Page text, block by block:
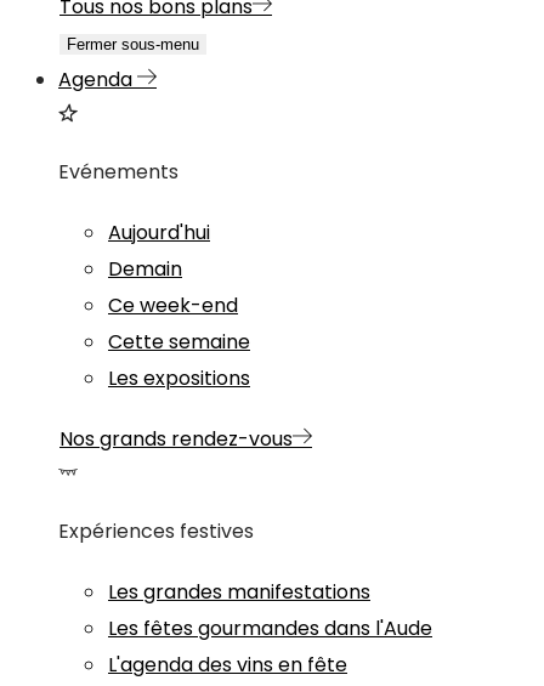
Tous nos bons plans
Fermer sous-menu
Agenda
Evénements
Aujourd'hui
Demain
Ce week-end
Cette semaine
Les expositions
Nos grands rendez-vous
Expériences festives
Les grandes manifestations
Les fêtes gourmandes dans l'Aude
L'agenda des vins en fête